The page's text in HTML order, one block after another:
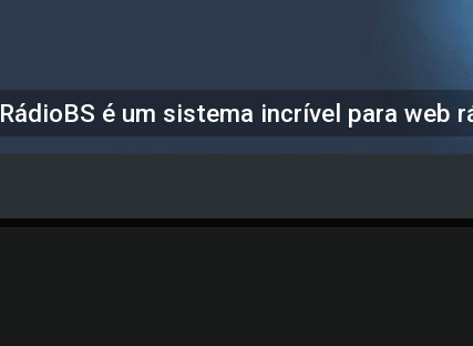
RádioBS é um sistema incrível para web